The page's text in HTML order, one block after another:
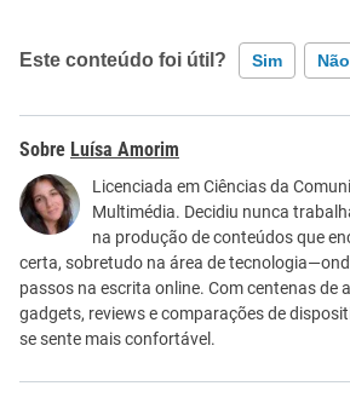
Este conteúdo foi útil? Sim Não
Este conteúdo contém informação
Este conteúdo não tem a informação
Outro
Luísa Amorim
Licenciada em Ciências da
Multimédia. Decidiu nunca
na produção de conteúdos que
certa, sobretudo na área de
passos na escrita online. Com centenas de
gadgets, reviews e comparações de
se sente mais confortável.